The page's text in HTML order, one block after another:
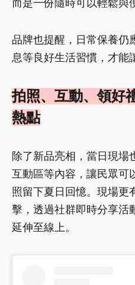
而是一份隨時可以輕鬆與
品牌也提醒，日常保養仍
息等良好生活習慣，才能
拍照、互動、領
熱點
除了新品亮相，當日現場
互動區等內容，讓民眾可
照留下夏日回憶。現場更
擊，透過社群即時分享活
延伸至線上。